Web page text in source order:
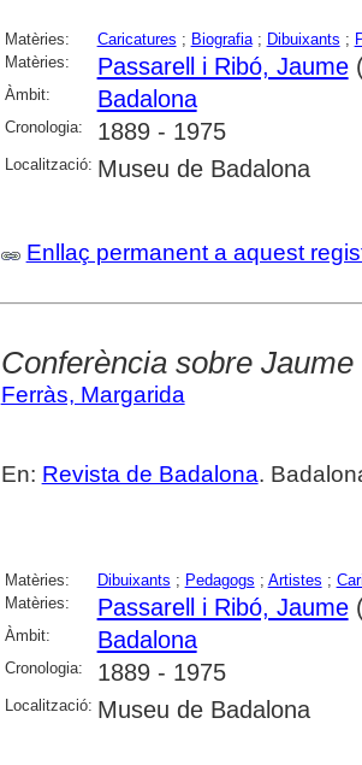
Matèries: Caricatures ; Biografia; Dibuixants ;
Matèries:
Passarell i Ribó, Jaume
Àmbit: Badalona
Cronologia: 1889 - 1975
Localització: Museu de Badalona
Enllaç permanent a aquest
Conferència sobre
Ferràs, Margarida
En: Revista de Badalona.
Matèries: Dibuixants ; Pedagogs ; Artistes ;
Matèries:
Passarell i Ribó, Jaume
Àmbit: Badalona
Cronologia: 1889 - 1975
Localització: Museu de Badalona